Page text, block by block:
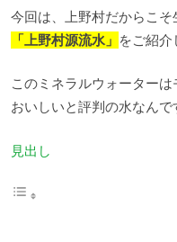
今回は、上野村だからこそ
「上野村源流水」 をご紹介
このミネラルウォーター
おいしいと評判の水なんで
見出し